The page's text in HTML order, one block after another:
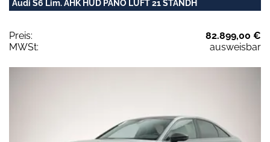
Audi S6 Lim. AHK HUD PANO LUFT 21 STANDH
Preis:
82.899,00 €
MWSt:
ausweisbar